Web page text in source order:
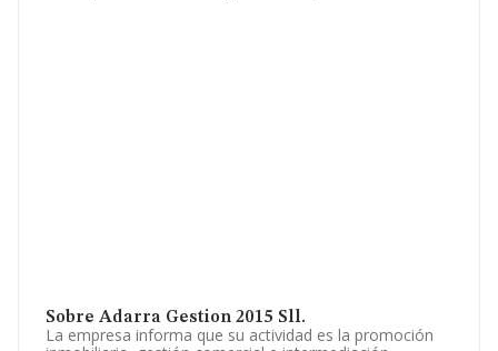
Sobre Adarra Gestion 2015 Sll.
La empresa informa que su actividad es la promoción